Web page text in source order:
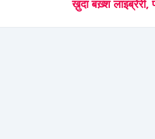
ख़ुदा बख़्श लाइब्रेरी,